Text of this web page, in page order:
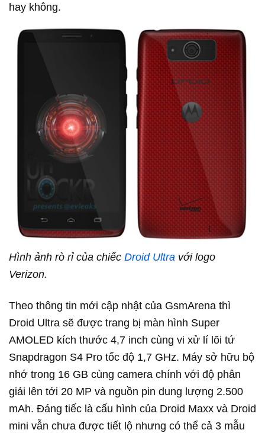
hay không.
Hình ảnh rò rỉ của chiếc Droid Ultra với logo
Verizon.
Theo thông tin mới cập nhật của GsmArena thì
Droid Ultra sẽ được trang bị màn hình Super
AMOLED kích thước 4,7 inch cùng vi xử lí lõi tứ
Snapdragon S4 Pro tốc độ 1,7 GHz. Máy sở hữu bộ
nhớ trong 16 GB cùng camera chính với độ phân
giải lên tới 20 MP và nguồn pin dung lượng 2.500
mAh. Đáng tiếc là cấu hình của Droid Maxx và Droid
mini vẫn chưa được tiết lộ nhưng có thể cả 3 mẫu